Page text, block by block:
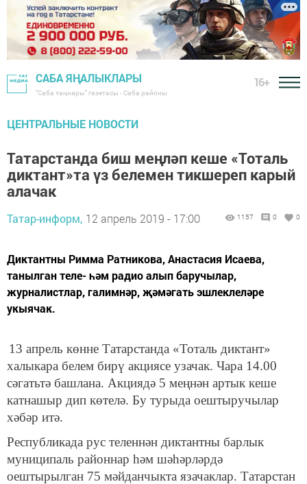
САБА ЯҢАЛЫКЛАРЫ
"Саба таңнары" газетасы - Саба районы
16+
ЦЕНТРАЛЬНЫЕ НОВОСТИ
Татарстанда биш меңләп кеше «Тоталь
диктант»та үз белемен тикшереп карый
алачак
Татар-информ, 12 апрель 2019 - 17:00 1157 0 0
Диктантны Римма Ратникова, Анастасия Исаева,
танылган теле- һәм радио алып баручылар,
журналистлар, галимнәр, җәмәгать эшлеклеләре
укыячак.
13 апрель көнне Татарстанда «Тоталь диктант»
халыкара белем бирү акциясе узачак. Чара 14.00
сәгатьтә башлана. Акциядә 5 меңнән артык кеше
катнашыр дип көтелә. Бу турыда оештыручылар
хәбәр итә.
Республикада рус теленнән диктантны барлык
муниципаль районнар һәм шәһәрләрдә
оештырылган 75 мәйданчыкта язачаклар. Татарстан